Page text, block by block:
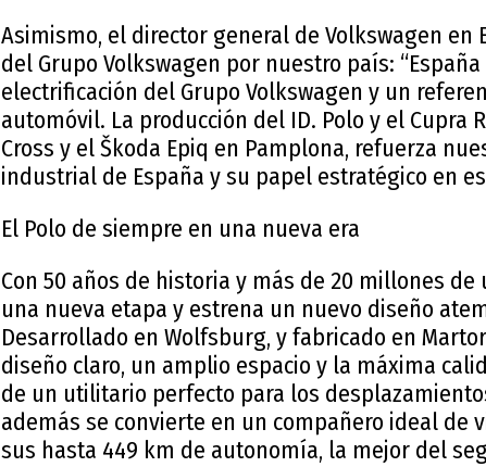
Asimismo, el director general de Volkswagen
del Grupo Volkswagen por nuestro país:
electrificación del Grupo Volkswagen y un
automóvil. La producción del ID. Polo y el Cupra
Cross y el Škoda Epiq en Pamplona, refuerza
industrial de España y su papel estratégico en
El Polo de siempre en una nueva era
Con 50 años de historia y más de 20 millones
una nueva etapa y estrena un nuevo diseño
Desarrollado en Wolfsburg, y fabricado en
diseño claro, un amplio espacio y la máxima
de un utilitario perfecto para los
además se convierte en un compañero ideal de
sus hasta 449 km de autonomía, la mejor del